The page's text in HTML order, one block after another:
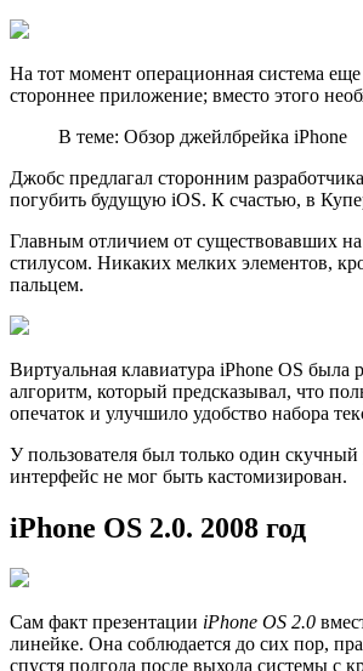
На тот момент операционная система
стороннее приложение; вместо этого
В теме: Обзор джейлбрейка iPhone
Джобс предлагал сторонним
погубить будущую iOS. К счастью, в
Главным отличием от существовавших
стилусом. Никаких мелких элементов,
пальцем.
Виртуальная клавиатура iPhone OS
алгоритм, который предсказывал, что
опечаток и улучшило удобство набора
У пользователя был только один
интерфейс не мог быть кастомизирован.
iPhone OS 2.0. 2008 год
Сам факт презентации iPhone OS 2.0
линейке. Она соблюдается до сих пор,
спустя полгода после выхода системы с